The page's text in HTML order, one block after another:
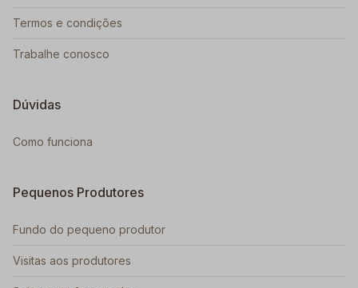
Termos e condições
Trabalhe conosco
Dúvidas
Como funciona
Pequenos Produtores
Fundo do pequeno produtor
Visitas aos produtores